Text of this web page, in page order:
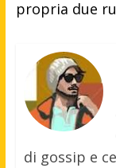
propria due
di gossip e